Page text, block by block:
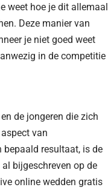
weet hoe je dit allemaal
Deze manier van
je niet goed weet
in de competitie
de jongeren die zich
van
bepaald resultaat, is de
bijgeschreven op de
online wedden gratis